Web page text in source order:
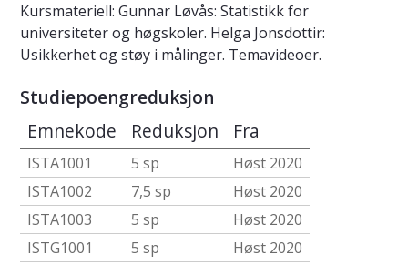
Kursmateriell: Gunnar Løvås: Statistikk for
universiteter og høgskoler. Helga Jonsdottir:
Usikkerhet og støy i målinger. Temavideoer.
Studiepoengreduksjon
Emnekode Reduksjon Fra
ISTA1001 5 sp
Høst 2020
ISTA1002
7,5 sp
Høst 2020
ISTA1003
5 sp
Høst 2020
ISTG1001
5 sp
Høst 2020